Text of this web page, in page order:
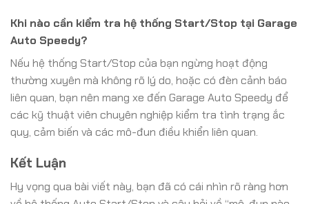
Khi nào cần kiểm tra hệ thống Start/Stop tại Garage
Auto Speedy?
Nếu hệ thống Start/Stop của bạn ngừng hoạt động
thường xuyên mà không rõ lý do, hoặc có đèn cảnh báo
liên quan, bạn nên mang xe đến Garage Auto Speedy để
các kỹ thuật viên chuyên nghiệp kiểm tra tình trạng ắc
quy, cảm biến và các mô-đun điều khiển liên quan.
Kết Luận
Hy vọng qua bài viết này, bạn đã có cái nhìn rõ ràng hơn